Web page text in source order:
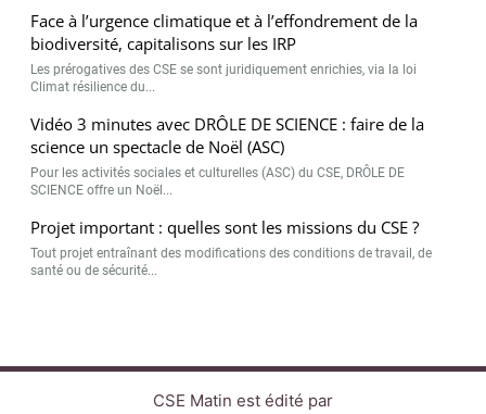
Face à l’urgence climatique et à l’effondrement de la
biodiversité, capitalisons sur les IRP
Les prérogatives des CSE se sont juridiquement enrichies, via la loi
Climat résilience du...
Vidéo 3 minutes avec DRÔLE DE SCIENCE : faire de la
science un spectacle de Noël (ASC)
Pour les activités sociales et culturelles (ASC) du CSE, DRÔLE DE
SCIENCE offre un Noël...
Projet important : quelles sont les missions du CSE ?
Tout projet entraînant des modifications des conditions de travail, de
santé ou de sécurité...
CSE Matin est édité par